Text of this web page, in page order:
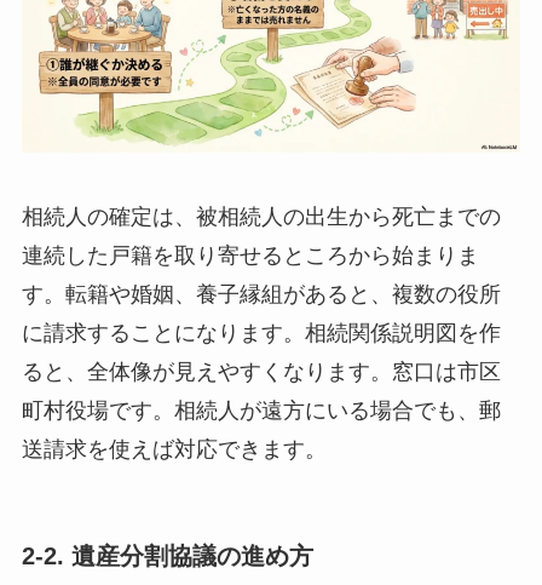
相続人の確定は、被相続人の出生から死亡までの
連続した戸籍を取り寄せるところから始まりま
す。転籍や婚姻、養子縁組があると、複数の役所
に請求することになります。相続関係説明図を作
ると、全体像が見えやすくなります。窓口は市区
町村役場です。相続人が遠方にいる場合でも、郵
送請求を使えば対応できます。
2-2. 遺産分割協議の進め方